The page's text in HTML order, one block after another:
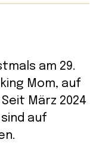
am 29.
Mom, auf
März 2024
auf